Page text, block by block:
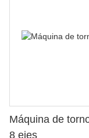
Máquina de
8 ejes